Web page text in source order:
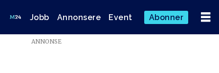
Jobb Annonsere Event Abonner
Emne:
ANNONSE